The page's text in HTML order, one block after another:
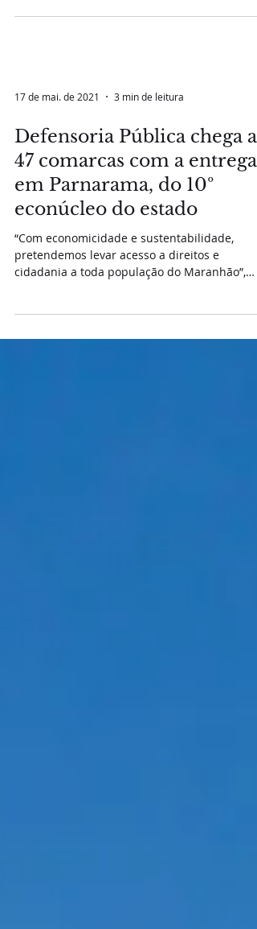
pessoas com deficiência contra a Covid-19.
17 de mai. de 2021 3 min de leitura
Defensoria Pública chega a
47 comarcas com a entrega,
econúcleo do estado
“Com economicidade e sustentabilidade,
cidadania a toda população do Maranhão”,